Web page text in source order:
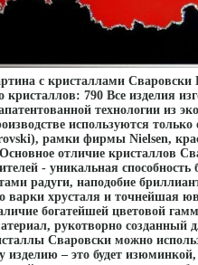
с кристаллами
кристаллов: 790 Все изделия
технологии из
используются
рамки фирмы Nielsen,
отличие кристаллов
- уникальная способность
радуги, наподобие
варки хрусталя и точнейшая
богатейшей цветовой
рукотворно созданный
Сваровски можно
изделию – это будет